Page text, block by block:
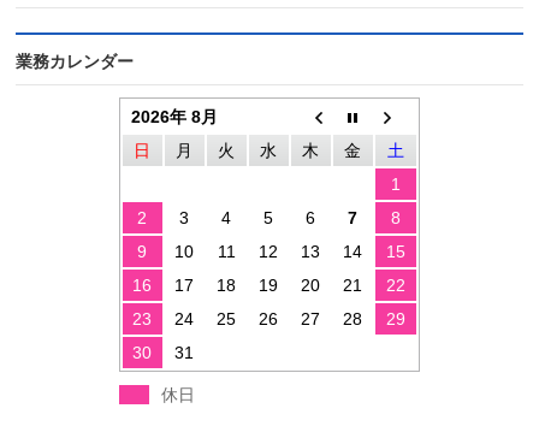
業務カレンダー
2026年 8月
日
月 火 水 木 金
土
1
2
3 4 5 6 7
8
9
10 11 12 13 14
15
16
17 18 19 20 21
22
23
24 25 26 27 28
29
30
31
休日